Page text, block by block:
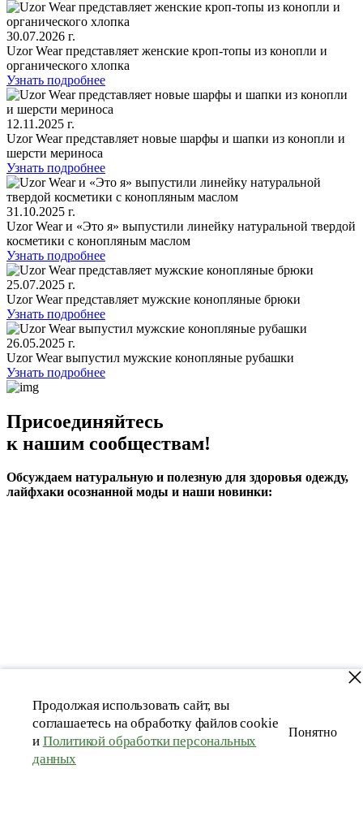
30.07.2026 г.
Uzor Wear представляет женские кроп‑топы из конопли и
органического хлопка
Узнать подробнее
12.11.2025 г.
Uzor Wear представляет новые шарфы и шапки из конопли и
шерсти мериноса
Узнать подробнее
31.10.2025 г.
Uzor Wear и «Это я» выпустили линейку натуральной твердой
косметики с конопляным маслом
Узнать подробнее
25.07.2025 г.
Uzor Wear представляет мужские конопляные брюки
Узнать подробнее
26.05.2025 г.
Uzor Wear выпустил мужские конопляные рубашки
Узнать подробнее
Присоединяйтесь
к нашим сообществам!
Обсуждаем натуральную и полезную для здоровья одежду,
лайфхаки осознанной моды и наши новинки:
Продолжая использовать сайт, вы
соглашаетесь на обработку файлов cookie
и Политикой обработки персональных
данных
Понятно